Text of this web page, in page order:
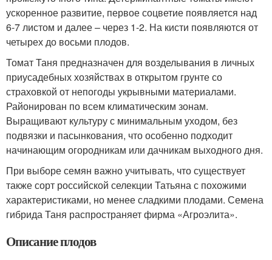
ускоренное развитие, первое соцветие появляется над
6-7 листом и далее – через 1-2. На кисти появляются от
четырех до восьми плодов.
Томат Таня предназначен для возделывания в личных
приусадебных хозяйствах в открытом грунте со
страховкой от непогоды укрывными материалами.
Районирован по всем климатическим зонам.
Выращивают культуру с минимальным уходом, без
подвязки и пасынкования, что особенно подходит
начинающим огородникам или дачникам выходного дня.
При выборе семян важно учитывать, что существует
также сорт российской селекции Татьяна с похожими
характеристиками, но менее сладкими плодами. Семена
гибрида Таня распространяет фирма «Агроэлита».
Описание плодов